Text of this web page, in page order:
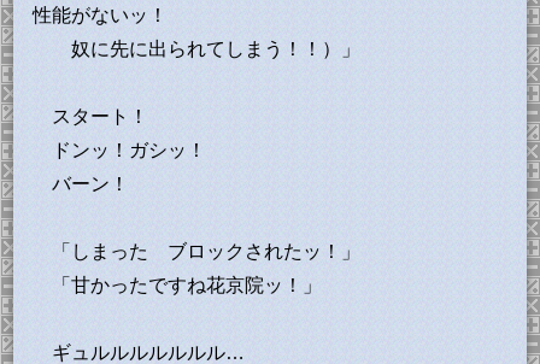
性能がないッ！
奴に先に出られてしまう！！）」
スタート！
ドンッ！ガシッ！
バーン！
「しまった ブロックされたッ！」
「甘かったですね花京院ッ！」
ギュルルルルルルル…